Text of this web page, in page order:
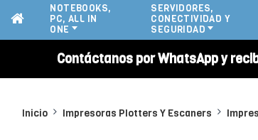
NOTEBOOKS,
PC, ALL IN
ONE
SERVIDORES,
CONECTIVIDAD Y
SEGURIDAD
Contáctanos por WhatsApp y
Inicio Impresoras Plotters Y Escaners